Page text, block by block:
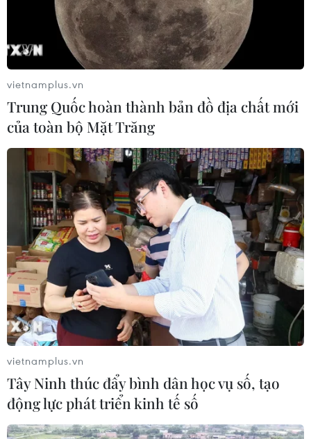
vietnamplus.vn
Trung Quốc hoàn thành bản đồ địa chất mới
của toàn bộ Mặt Trăng
vietnamplus.vn
Tây Ninh thúc đẩy bình dân học vụ số, tạo
động lực phát triển kinh tế số